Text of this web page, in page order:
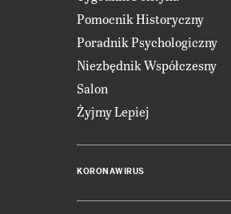
Pomocnik Historyczny
Poradnik Psychologiczny
Niezbędnik Współczesny
Salon
Żyjmy Lepiej
KORONAWIRUS